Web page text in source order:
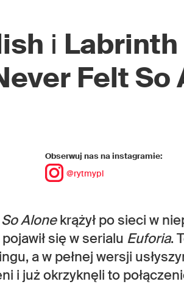
i Labrinth
Felt So
Obserwuj nas na instagramie:
@rytmypl
Alonekrążył po sieci w
się w serialu Euforia.
a w pełnej wersji
i już okrzyknęli to